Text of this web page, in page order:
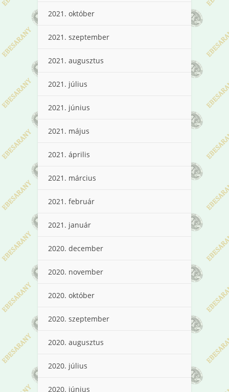
2021. október
2021. szeptember
2021. augusztus
2021. július
2021. június
2021. május
2021. április
2021. március
2021. február
2021. január
2020. december
2020. november
2020. október
2020. szeptember
2020. augusztus
2020. július
2020. június